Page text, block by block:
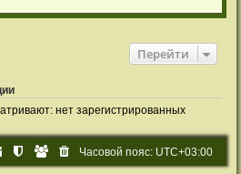
Перейти
нет зарегистрированных
Часовой пояс: UTC+03:00